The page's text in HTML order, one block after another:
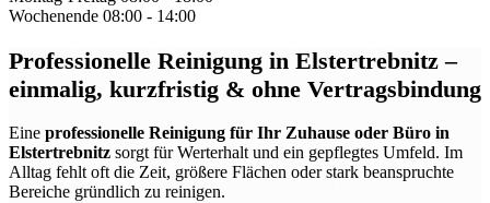
Wochenende 08:00 - 14:00
Professionelle Reinigung in Elstertrebnitz–
einmalig, kurzfristig & ohne Vertragsbindung
Eine professionelle Reinigung für Ihr Zuhause oder Büro in
Elstertrebnitz sorgt für Werterhalt und ein gepflegtes Umfeld. Im
Alltag fehlt oft die Zeit, größere Flächen oder stark beanspruchte
Bereiche gründlich zu reinigen.